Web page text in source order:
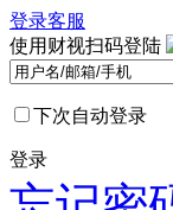
登录客服
使用财视扫码登陆
下次自动登录
登录